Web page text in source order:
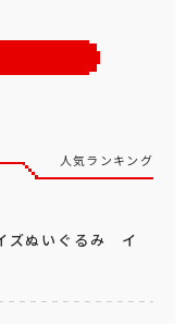
人気ランキング
ズぬいぐるみ イ